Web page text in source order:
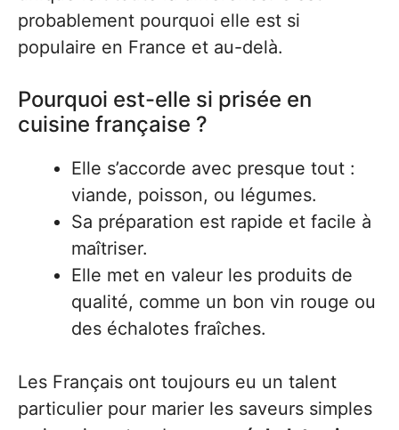
probablement pourquoi elle est si
populaire en France et au-delà.
Pourquoi est-elle si prisée en
cuisine française ?
Elle s’accorde avec presque tout :
viande, poisson, ou légumes.
Sa préparation est rapide et facile à
maîtriser.
Elle met en valeur les produits de
qualité, comme un bon vin rouge ou
des échalotes fraîches.
Les Français ont toujours eu un talent
particulier pour marier les saveurs simples